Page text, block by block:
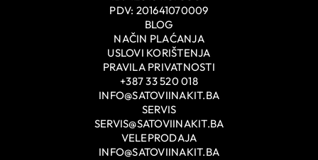
PDV: 201641070009
BLOG
NAČIN PLAĆANJA
USLOVI KORIŠTENJA
PRAVILA PRIVATNOSTI
+387 33 520 018
INFO@SATOVIINAKIT.BA
SERVIS
SERVIS@SATOVIINAKIT.BA
VELEPRODAJA
INFO@SATOVIINAKIT.BA